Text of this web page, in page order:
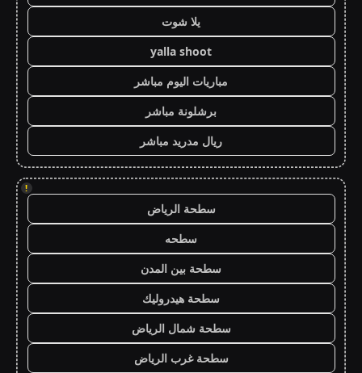
يلا شوت
yalla shoot
مباريات اليوم مباشر
برشلونة مباشر
ريال مدريد مباشر
!
سطحة الرياض
سطحه
سطحة بين المدن
سطحة هيدروليك
سطحة شمال الرياض
سطحة غرب الرياض